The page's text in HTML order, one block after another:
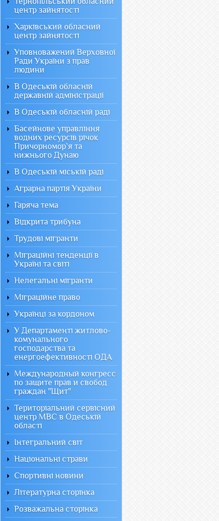
центр зайнятості
Харківський обласний
центр зайнятості
Уповноважений Верховної
Ради України з прав
людини
В Одеській обласній
державній адміністрації
В Одеській обласній раді
Басейнове управління
водних ресурсів річок
Причорномор`я та
нижнього Дунаю
В Одеській міській раді
Аграрна партія України
Гаряча тема
Відкрита трибуна
Трудові мігранти
Міграційні тенденції в
Україні та світі
Нелегальні мігранти
Міграційне право
Українці за кордоном
У Департаменті житлово-
комунального
господарства та
енергоефективності ОДА
Международный конгресс
по защите прав и свобод
граждан "Щит"
Територіальний сервісний
центр МВС в Одеській
області
Інтегральний світ
Національні страви
Спортивні новини
Літературна сторінка
Розважальна сторінка